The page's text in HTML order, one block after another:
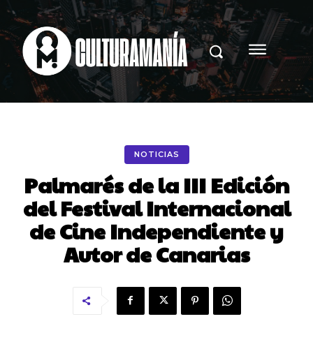
NOTICIAS
Palmarés de la III Edición
del Festival Internacional
de Cine Independiente y
Autor de Canarias